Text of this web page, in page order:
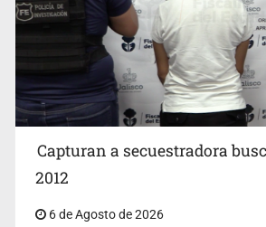
Cae ex mando por agresión a ex
agente por abuso a menor
Capturan a secuestradora
2012
6 de Agosto de 2026